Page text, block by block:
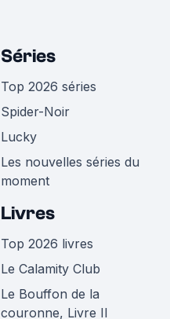
Séries
Top 2026 séries
Spider-Noir
Lucky
Les nouvelles séries du
moment
Livres
Top 2026 livres
Le Calamity Club
Le Bouffon de la
couronne, Livre II